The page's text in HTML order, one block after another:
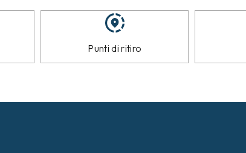
Punti di ritiro